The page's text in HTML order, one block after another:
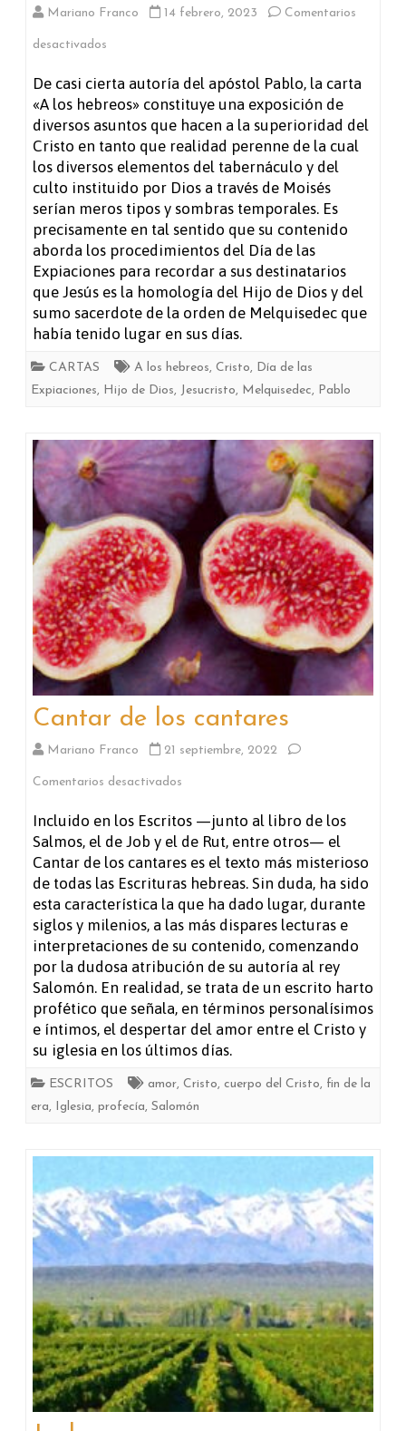
Mariano Franco 14 febrero, 2023 Comentarios
desactivados
A
los
hebreos
De casi cierta autoría del apóstol Pablo, la carta
«A los hebreos» constituye una exposición de
diversos asuntos que hacen a la superioridad del
Cristo en tanto que realidad perenne de la cual
los diversos elementos del tabernáculo y del
culto instituido por Dios a través de Moisés
serían meros tipos y sombras temporales. Es
precisamente en tal sentido que su contenido
aborda los procedimientos del Día de las
Expiaciones para recordar a sus destinatarios
que Jesús es la homología del Hijo de Dios y del
sumo sacerdote de la orden de Melquisedec que
había tenido lugar en sus días.
CARTAS A los hebreos, Cristo, Día de las
Expiaciones, Hijo de Dios, Jesucristo, Melquisedec, Pablo
Cantar de los cantares
Mariano Franco 21 septiembre, 2022
Comentarios desactivados
Cantar
de
los
cantares
Incluido en los Escritos —junto al libro de los
Salmos, el de Job y el de Rut, entre otros— el
Cantar de los cantares es el texto más misterioso
de todas las Escrituras hebreas. Sin duda, ha sido
esta característica la que ha dado lugar, durante
siglos y milenios, a las más dispares lecturas e
interpretaciones de su contenido, comenzando
por la dudosa atribución de su autoría al rey
Salomón. En realidad, se trata de un escrito harto
profético que señala, en términos personalísimos
e íntimos, el despertar del amor entre el Cristo y
su iglesia en los últimos días.
ESCRITOS amor, Cristo, cuerpo del Cristo, fin de la
era, Iglesia, profecía, Salomón